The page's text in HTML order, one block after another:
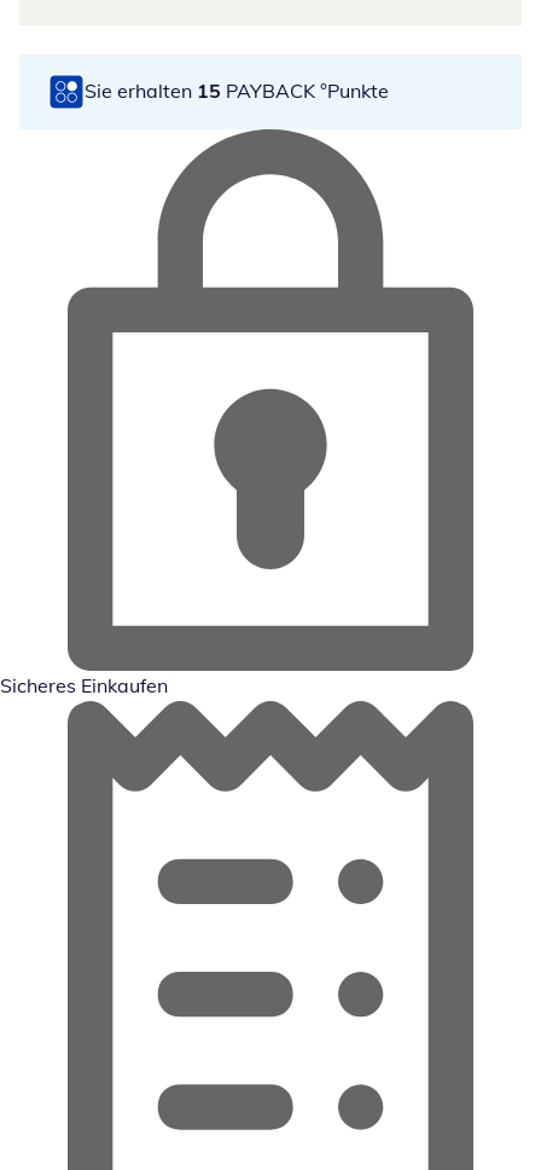
Sie erhalten 15 PAYBACK °Punkte
Sicheres Einkaufen